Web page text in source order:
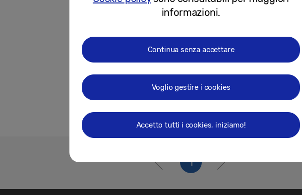
1
informazioni.
Continua senza accettare
Voglio gestire i cookies
Accetto tutti i cookies, iniziamo!